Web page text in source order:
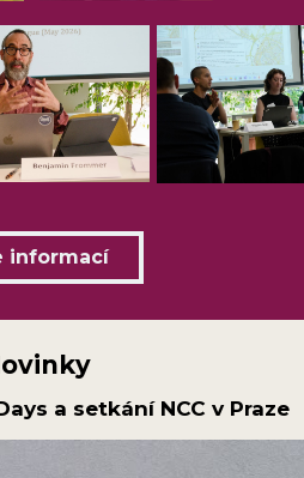
informací
a setkání NCC v Praze